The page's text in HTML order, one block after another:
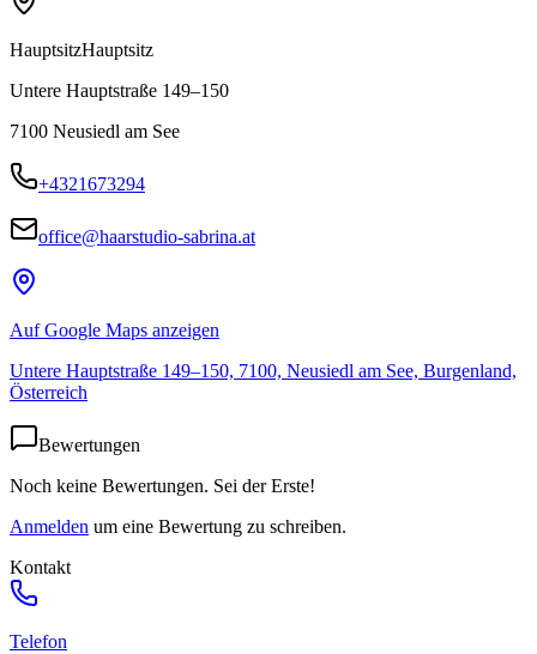
HauptsitzHauptsitz
Untere Hauptstraße 149–150
7100 Neusiedl am See
+4321673294
office@haarstudio-sabrina.at
Auf Google Maps anzeigen
Untere Hauptstraße 149–150, 7100, Neusiedl am See, Burgenland,
Österreich
Bewertungen
Noch keine Bewertungen. Sei der Erste!
Anmelden um eine Bewertung zu schreiben.
Kontakt
Telefon